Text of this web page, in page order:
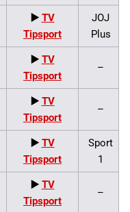
▶️ TV
Tipsport
JOJ
Plus
▶️ TV
Tipsport
–
▶️ TV
Tipsport
–
▶️ TV
Tipsport
Sport
1
▶️ TV
Tipsport
–